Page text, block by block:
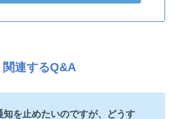
関連するQ&A
知を止めたいのですが、どうす